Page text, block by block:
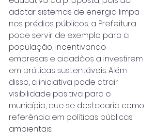
adotar sistemas de energia limpa
nos prédios públicos, a Prefeitura
pode servir de exemplo para a
população, incentivando
empresas e cidadãos a investirem
em práticas sustentáveis. Além
disso, a iniciativa pode atrair
visibilidade positiva para o
município, que se destacaria como
referência em políticas públicas
ambientais.